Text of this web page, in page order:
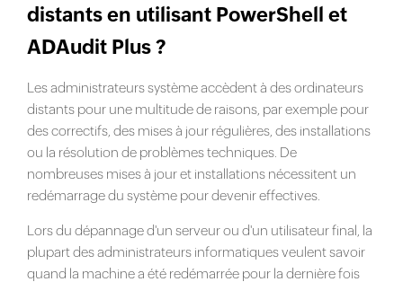
distants en utilisant PowerShell et
ADAudit Plus ?
Les administrateurs système accèdent à des ordinateurs
distants pour une multitude de raisons, par exemple pour
des correctifs, des mises à jour régulières, des installations
ou la résolution de problèmes techniques. De
nombreuses mises à jour et installations nécessitent un
redémarrage du système pour devenir effectives.
Lors du dépannage d'un serveur ou d'un utilisateur final, la
plupart des administrateurs informatiques veulent savoir
quand la machine a été redémarrée pour la dernière fois